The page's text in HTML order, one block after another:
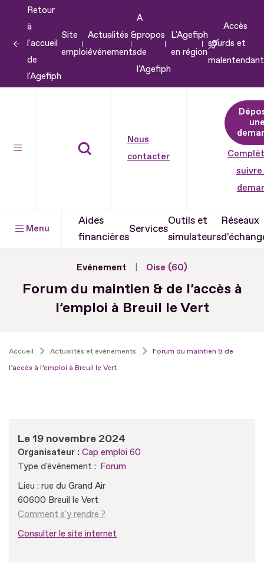
contenu
Retour
à
l'accueil
de
l'Agefiph
Site
emploi
Actualités &
événements
A
propos
de
l'Agefiph
L'Agefiph
en région
Accès
sourds et
Nous
contacter
suivre
Menu
Aides
financières
Services
Outils et
simulateurs
Réseaux
Evénement Oise (60)
Forum du maintien & de l’accès à
l’emploi à Breuil le Vert
Accueil Actualités et événements
Forum du maintien & de
l’accès à l’emploi à Breuil le Vert
Le 19 novembre 2024
Organisateur : Cap emploi 60
Type d'événement : Forum
Lieu : rue du Grand Air
60600 Breuil le Vert
Comment s'y rendre ?
Consulter le site internet